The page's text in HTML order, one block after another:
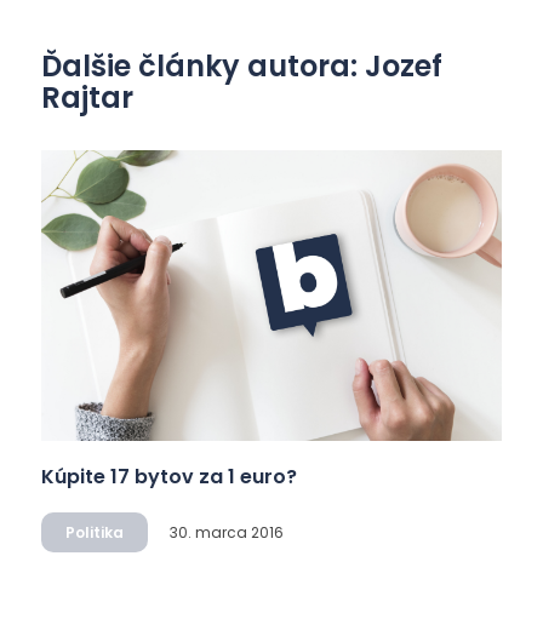
Ďalšie články autora: Jozef
Rajtar
Kúpite 17 bytov za 1 euro?
Politika 30. marca 2016